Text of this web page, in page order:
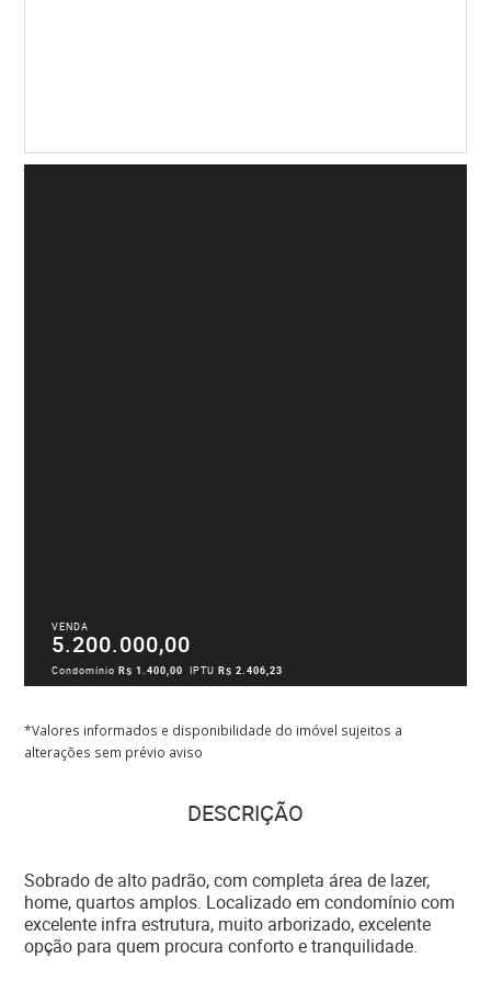
VENDA
5.200.000,00
CondomínioR$ 1.400,00 IPTUR$ 2.406,23
*Valores informados e disponibilidade do imóvel sujeitos a
alterações sem prévio aviso
DESCRIÇÃO
Sobrado de alto padrão, com completa área de lazer,
home, quartos amplos. Localizado em condomínio com
excelente infra estrutura, muito arborizado, excelente
opção para quem procura conforto e tranquilidade.